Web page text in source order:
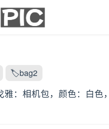
🏷️bag2
雅：‌相机包，颜色：白